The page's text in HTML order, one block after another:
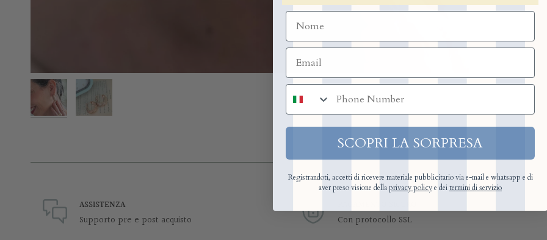
ASSISTENZA
Supporto pre e post acquisto Con protocollo SSL
numero di telefono
SCOPRI LA SORPRESA
Registrandoti, accetti di ricevere materiale pubblicitario via e-mail e whatsapp e di
aver preso visione dellaprivacy policye deitermini di servizio